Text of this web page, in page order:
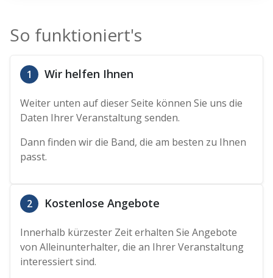
So funktioniert's
1 Wir helfen Ihnen
Weiter unten auf dieser Seite können Sie uns die
Daten Ihrer Veranstaltung senden.
Dann finden wir die Band, die am besten zu Ihnen
passt.
2 Kostenlose Angebote
Innerhalb kürzester Zeit erhalten Sie Angebote
von Alleinunterhalter, die an Ihrer Veranstaltung
interessiert sind.